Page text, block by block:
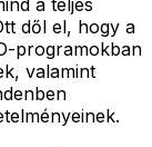
dől el, hogy a
programokban
valamint